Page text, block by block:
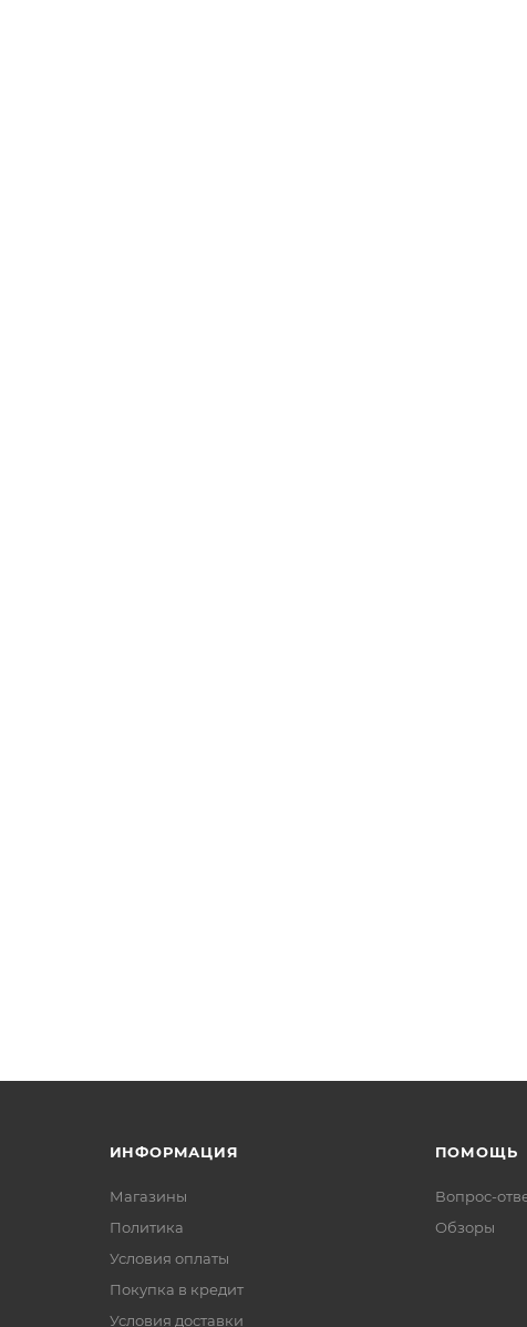
ИНФОРМАЦИЯ
Магазины
Политика
Условия оплаты
Покупка в кредит
Условия доставки
ПОМОЩЬ
Вопрос-
Обзоры